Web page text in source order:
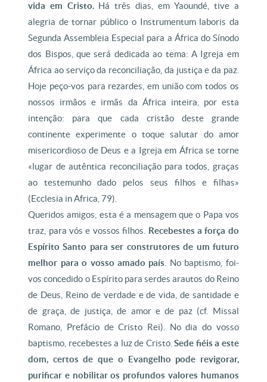
vida em Cristo.Há três dias, em Yaoundé, tive a
alegria de tornar público o Instrumentum laboris da
Segunda Assembleia Especial para a África do Sínodo
dos Bispos, que será dedicada ao tema: A Igreja em
África ao serviço da reconciliação, da justiça e da paz.
Hoje peço-vos para rezardes, em união com todos os
nossos irmãos e irmãs da África inteira, por esta
intenção: para que cada cristão deste grande
continente experimente o toque salutar do amor
misericordioso de Deus e a Igreja em África se torne
«lugar de autêntica reconciliação para todos, graças
ao testemunho dado pelos seus filhos e filhas»
(Ecclesia in Africa, 79).
Queridos amigos, esta é a mensagem que o Papa vos
traz, para vós e vossos filhos. Recebestes a força do
Espírito Santo para ser construtores de um futuro
melhor para o vosso amado país . No baptismo, foi-
vos concedido o Espírito para serdes arautos do Reino
de Deus, Reino de verdade e de vida, de santidade e
de graça, de justiça, de amor e de paz (cf. Missal
Romano, Prefácio de Cristo Rei). No dia do vosso
baptismo, recebestes a luz de Cristo.Sede fiéis a este
dom, certos de que o Evangelho pode revigorar,
purificar e nobilitar os profundos valores humanos